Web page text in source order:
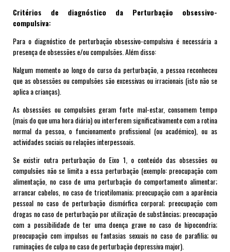
Critérios de diagnóstico da Perturbação obsessivo-
compulsiva:
Para o diagnóstico de perturbação obsessivo-compulsiva é necessária a
presença de obsessões e/ou compulsões. Além disso:
Nalgum momento ao longo do curso da perturbação, a pessoa reconheceu
que as obsessões ou compulsões são excessivas ou irracionais (isto não se
aplica a crianças).
As obsessões ou compulsões geram forte mal-estar, consomem tempo
(mais do que uma hora diária) ou interferem significativamente com a rotina
normal da pessoa, o funcionamento profissional (ou académico), ou as
actividades sociais ou relações interpessoais.
Se existir outra perturbação do Eixo 1, o conteúdo das obsessões ou
compulsões não se limita a essa perturbação (exemplo: preocupação com
alimentação, no caso de uma perturbação do comportamento alimentar;
arrancar cabelos, no caso de tricotilomania; preocupação com a aparência
pessoal no caso de perturbação dismórfica corporal; preocupação com
drogas no caso de perturbação por utilização de substâncias; preocupação
com a possibilidade de ter uma doença grave no caso de hipocondria;
preocupação com impulsos ou fantasias sexuais no caso de parafilia; ou
ruminações de culpa no caso de perturbação depressiva major).